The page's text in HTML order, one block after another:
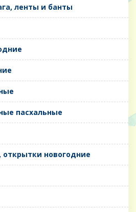
ленты и банты
пасхальные
новогодние